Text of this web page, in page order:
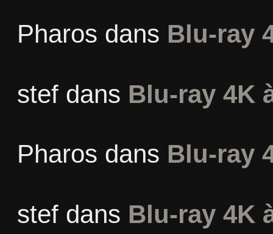
Pharos dans Blu-ray
stefdans Blu-ray 4K
Pharos dans Blu-ray
stefdans Blu-ray 4K